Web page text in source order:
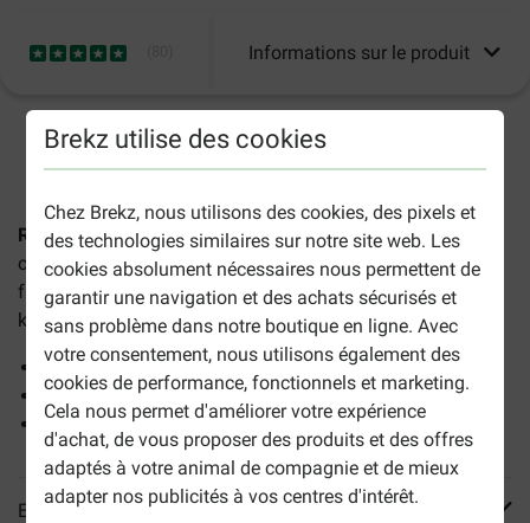
Brekz utilise des cookies
Chez Brekz, nous utilisons des cookies, des pixels et
des technologies similaires sur notre site web. Les
cookies absolument nécessaires nous permettent de
garantir une navigation et des achats sécurisés et
sans problème dans notre boutique en ligne. Avec
votre consentement, nous utilisons également des
cookies de performance, fonctionnels et marketing.
Cela nous permet d'améliorer votre expérience
d'achat, de vous proposer des produits et des offres
adaptés à votre animal de compagnie et de mieux
adapter nos publicités à vos centres d'intérêt.
Informations sur le produit
2-5 jours ouvrables estimés, sauf indication contraire.
Royal Canin Medium Digestive Carepour chien est
composé de croquettes de haute qualité fabriquées pour
faciliter la digestion des chiens de taille moyenne (11 à 25
kg).
Peau protégée
Digestion optimale
Apport en énergie
En savoir plus